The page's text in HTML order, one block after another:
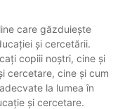
care găzduiește
și cercetării.
copiii noștri, cine și
cercetare, cine și cum
la lumea în
și cercetare.